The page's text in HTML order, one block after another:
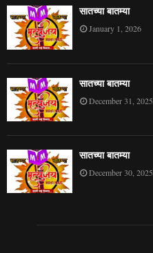
सातच्या बातम्या
January 1, 2026
सातच्या बातम्या
December 31, 2025
सातच्या बातम्या
December 30, 2025